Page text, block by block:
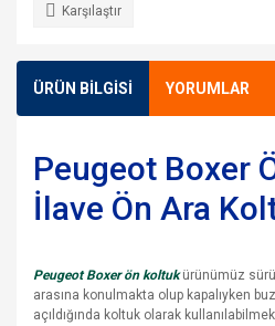
Karşılaştır
ÜRÜN BİLGİSİ YORUMLAR
Peugeot Boxer
İlave Ön Ara
Peugeot Boxer ön koltukürünümüz
arasına konulmakta olup kapalıyken
açıldığında koltuk olarak